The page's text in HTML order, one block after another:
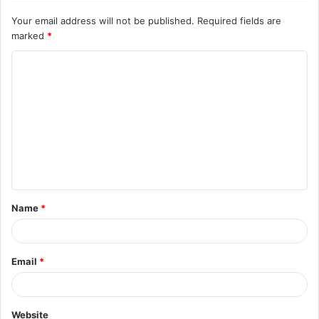
Your email address will not be published. Required fields are
marked *
t
*
Name *
Email *
Website